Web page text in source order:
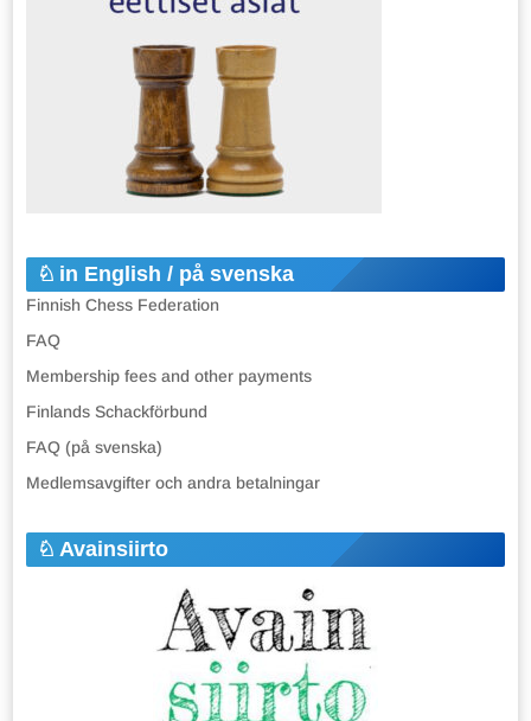
in English / på svenska
Finnish Chess Federation
FAQ
Membership fees and other payments
Finlands Schackförbund
FAQ (på svenska)
Medlemsavgifter och andra betalningar
Avainsiirto